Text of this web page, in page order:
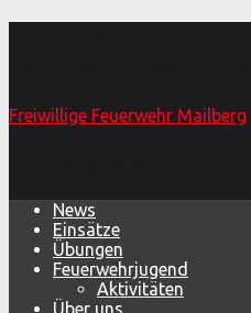
Freiwillige Feuerwehr Mailberg
News
Einsätze
Übungen
Feuerwehrjugend
Aktivitäten
Über uns